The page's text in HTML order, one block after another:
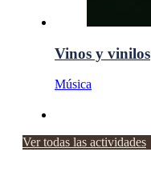
Vinos y vinilos
Música
Ver todas las actividades